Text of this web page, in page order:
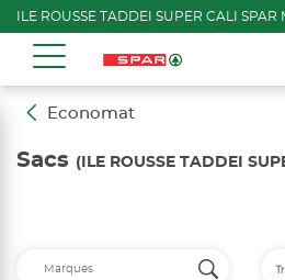
ILE ROUSSE TADDEI SUPER CALI SPAR
Economat
Sacs (ILE ROUSSE TADDEI